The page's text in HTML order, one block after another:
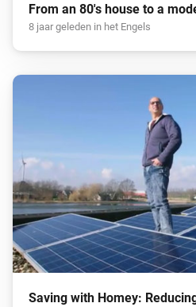
From an 80's house to a
8 jaar geleden in het Engels
Saving with Homey: